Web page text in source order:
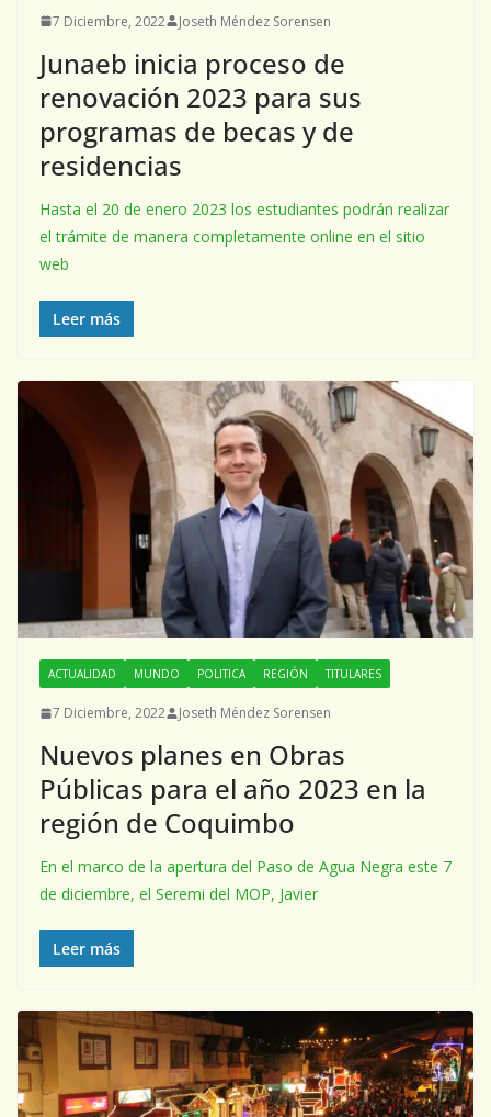
7 Diciembre, 2022 Joseth Méndez Sorensen
Junaeb inicia proceso de
renovación 2023 para sus
programas de becas y de
residencias
Hasta el 20 de enero 2023 los estudiantes podrán realizar
el trámite de manera completamente online en el sitio
web
Leer más
ACTUALIDAD MUNDO POLITICA REGIÓN TITULARES
7 Diciembre, 2022 Joseth Méndez Sorensen
Nuevos planes en Obras
Públicas para el año 2023 en la
región de Coquimbo
En el marco de la apertura del Paso de Agua Negra este 7
de diciembre, el Seremi del MOP, Javier
Leer más